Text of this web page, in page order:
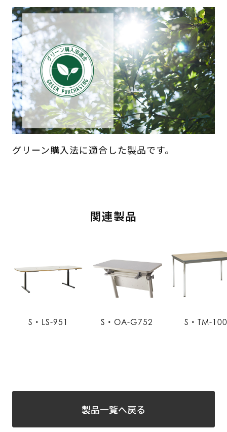
グリーン購入法に適合した製品です。
関連製品
S・LS-951 S・OA-G752 S・TM-100
製品一覧へ戻る